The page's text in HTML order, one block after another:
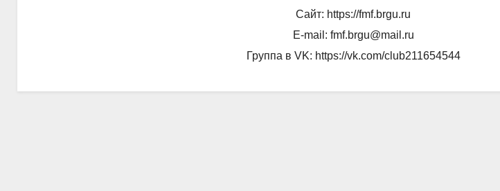
Сайт: https://fmf.brgu.ru
E-mail: fmf.brgu@mail.ru
Группа в VK: https://vk.com/club211654544